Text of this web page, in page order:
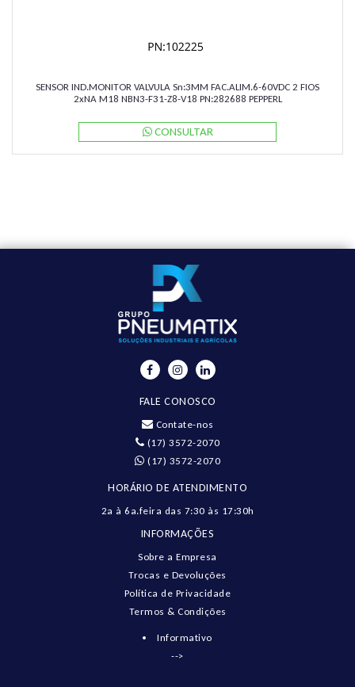
SENSOR IND.MONITOR VALVULA Sn:3MM FAC.ALIM.6-60VDC 2 FIOS
2xNA M18 NBN3-F31-Z8-V18 PN:282688 PEPPERL
CONSULTAR
FALE CONOSCO
Contate-nos
(17) 3572-2070
(17) 3572-2070
HORÁRIO DE ATENDIMENTO
2a à 6a.feira das 7:30 às 17:30h
INFORMAÇÕES
Sobre a Empresa
Trocas e Devoluções
Política de Privacidade
Termos & Condições
Informativo
-->